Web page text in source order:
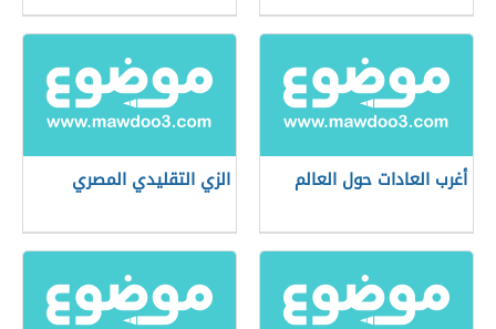
أغرب العادات حول العالم الزي التقليدي المصري